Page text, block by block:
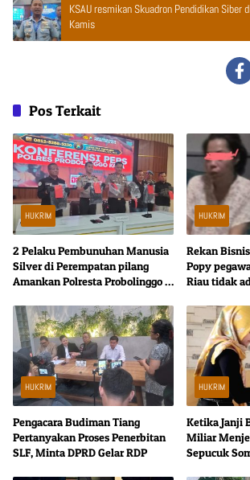
KSAU resmikan Skuadron Pendidikan Siber
Kamis
Pos Terkait
HUKRIM
2 Pelaku Pembunuhan Manusia
Silver di Perempatan pilang
Amankan Polresta Probolinggo 1
HUKRIM
Rekan
Popy
Riau tidak
HUKRIM
Pengacara Budiman Tiang
Pertanyakan Proses Penerbitan
SLF, Minta DPRD Gelar RDP
HUKRIM
Ketika Janji
Miliar
Sepucuk